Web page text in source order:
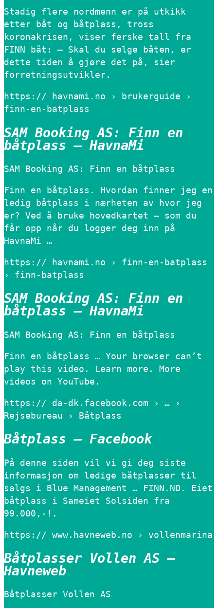
Stadig flere nordmenn er på utkikk
etter båt og båtplass, tross
koronakrisen, viser ferske tall fra
FINN båt: – Skal du selge båten, er
dette tiden å gjøre det på, sier
forretningsutvikler.
https:// havnami.no › brukerguide ›
finn-en-batplass
SAM Booking AS: Finn en
båtplass – HavnaMi
SAM Booking AS: Finn en båtplass
Finn en båtplass. Hvordan finner jeg en
ledig båtplass i nærheten av hvor jeg
er? Ved å bruke hovedkartet – som du
får opp når du logger deg inn på
HavnaMi …
https:// havnami.no › finn-en-batplass
› finn-batplass
SAM Booking AS: Finn en
båtplass – HavnaMi
SAM Booking AS: Finn en båtplass
Finn en båtplass … Your browser can’t
play this video. Learn more. More
videos on YouTube.
https:// da-dk.facebook.com › … ›
Rejsebureau › Båtplass
Båtplass – Facebook
På denne siden vil vi gi deg siste
informasjon om ledige båtplasser til
salgs i Blue Management … FINN.NO. Eiet
båtplass i Sameiet Solsiden fra
99.000,-!.
https:// www.havneweb.no › vollenmarina
Båtplasser Vollen AS –
Havneweb
Båtplasser Vollen AS